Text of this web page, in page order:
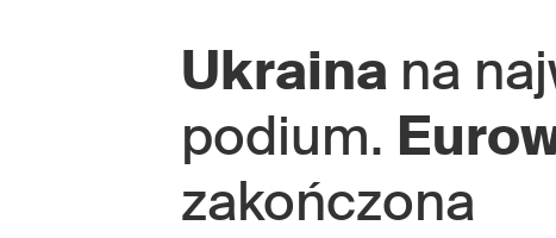
Ukraina na
podium.
zakończona